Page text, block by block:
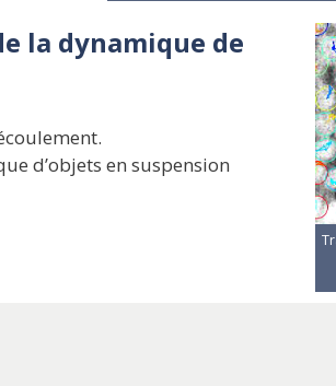
la dynamique de
d’objets en suspension